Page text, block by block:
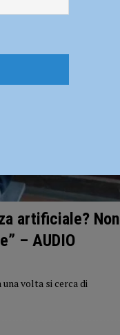
artificiale? Non
– AUDIO
volta si cerca di